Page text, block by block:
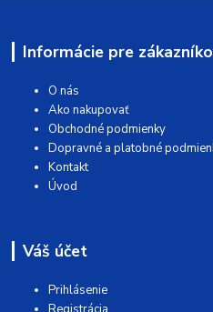
Informácie pre
O nás
Ako nakupovať
Obchodné podmienky
Dopravné a platobné
Kontakt
Úvod
Váš účet
Prihlásenie